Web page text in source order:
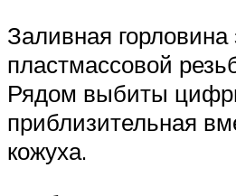
Заливная горловина
пластмассовой
Рядом выбиты
приблизительная
кожуха.